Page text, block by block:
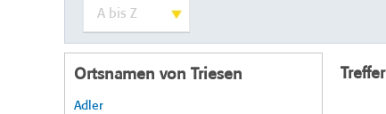
Ortsnamen von Triesen
Adler